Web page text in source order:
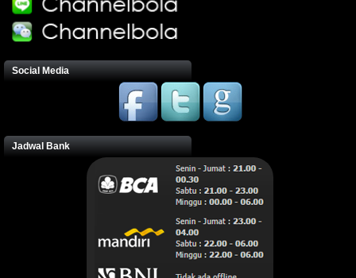
Social Media
Jadwal Bank